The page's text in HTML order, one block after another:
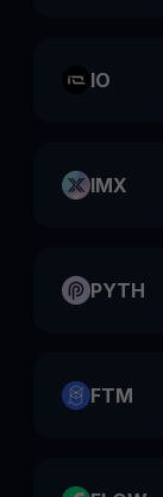
IO
IMX
PYTH
FTM